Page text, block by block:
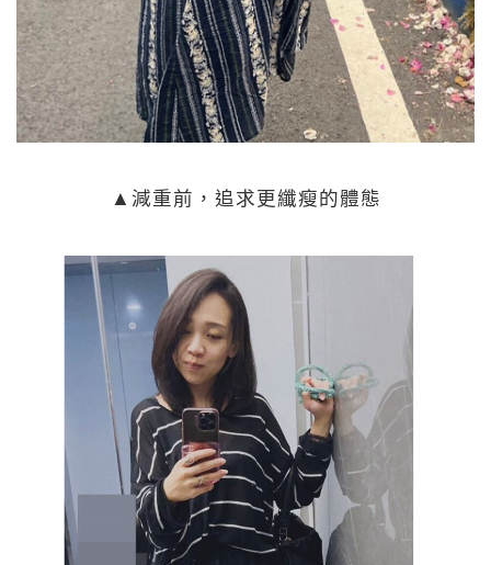
▲減重前，追求更纖瘦的體態